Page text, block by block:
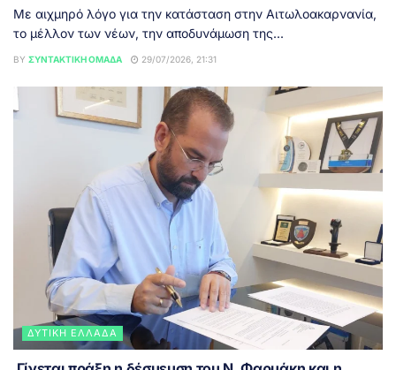
Με αιχμηρό λόγο για την κατάσταση στην Αιτωλοακαρνανία,
το μέλλον των νέων, την αποδυνάμωση της...
BY ΣΥΝΤΑΚΤΙΚΉ ΟΜΆΔΑ 29/07/2026, 21:31
ΔΥΤΙΚΉ ΕΛΛΆΔΑ